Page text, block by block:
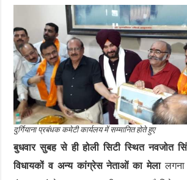
दुर्गियाना प्रबंधक कमेटी कार्यलय में सम्मानित होते हुए
बुधवार सुबह से ही होली सिटी स्थित नवजोत
विधायकों व अन्य कांग्रेस नेताओं का मेलालगना